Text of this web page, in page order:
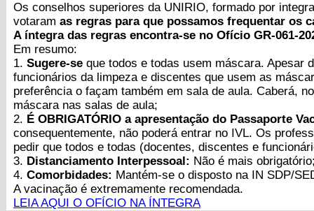
Os conselhos superiores da UNIRIO, formado por
votaram as regras para que possamos frequentar os
A íntegra das regras encontra-se no Ofício GR-061-
Em resumo:
1. Sugere-se que todos e todas usem máscara. Apesar
funcionários da limpeza e discentes que usem as
preferência o façam também em sala de aula. Caberá,
máscara nas salas de aula;
2. É OBRIGATÓRIO a apresentação do Passaporte
consequentemente, não poderá entrar no IVL. Os
pedir que todos e todas (docentes, discentes e
3. Distanciamento Interpessoal: Não é mais
4. Comorbidades: Mantém-se o disposto na IN SDP/
A vacinação é extremamente recomendada.
LEIA AQUI O OFÍCIO NA ÍNTEGRA